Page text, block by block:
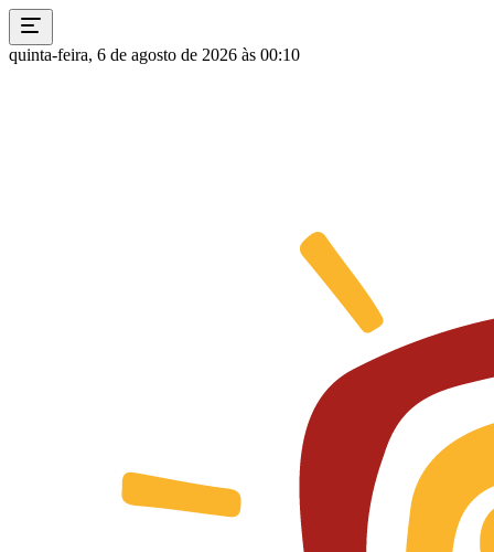
quinta-feira, 6 de agosto de 2026 às 00:10